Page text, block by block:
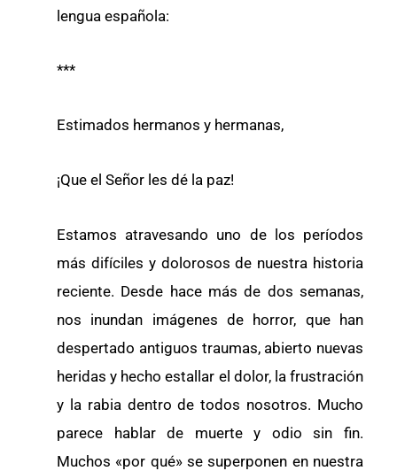
lengua española:
***
Estimados hermanos y hermanas,
¡Que el Señor les dé la paz!
Estamos atravesando uno de los períodos
más difíciles y dolorosos de nuestra historia
reciente. Desde hace más de dos semanas,
nos inundan imágenes de horror, que han
despertado antiguos traumas, abierto nuevas
heridas y hecho estallar el dolor, la frustración
y la rabia dentro de todos nosotros. Mucho
parece hablar de muerte y odio sin fin.
Muchos «por qué» se superponen en nuestra